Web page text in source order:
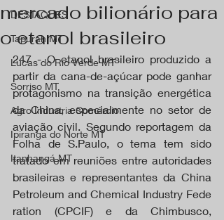
DESTAQUES
Tapurah MT
Lucas do Rio Verde MT
Sorriso MT
Agro Industria Comércio
Ipiranga do Norte MT
Itanhangá MT
mercado bilionário para
o etanol brasileiro
247 - O etanol brasileiro produzido a
partir da cana-de-açúcar pode ganhar
protagonismo na transição energética
da China, especialmente no setor de
aviação civil. Segundo reportagem da
Folha de S.Paulo, o tema tem sido
tratado em reuniões entre autoridades
brasileiras e representantes da China
Petroleum and Chemical Industry Fede
ration (CPCIF) e da Chimbusco,